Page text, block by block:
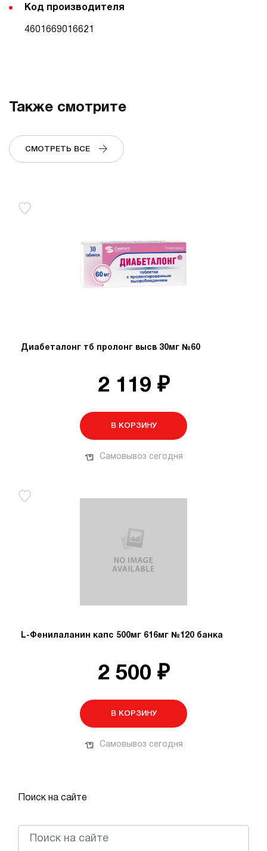
Код производителя
4601669016621
Также смотрите
СМОТРЕТЬ ВСЕ
Диабеталонг тб пролонг высв 30мг №60
2 119 ₽
В КОРЗИНУ
Самовывоз сегодня
L-Фенилаланин капс 500мг 616мг №120 банка
2 500 ₽
В КОРЗИНУ
Самовывоз сегодня
Поиск на сайте